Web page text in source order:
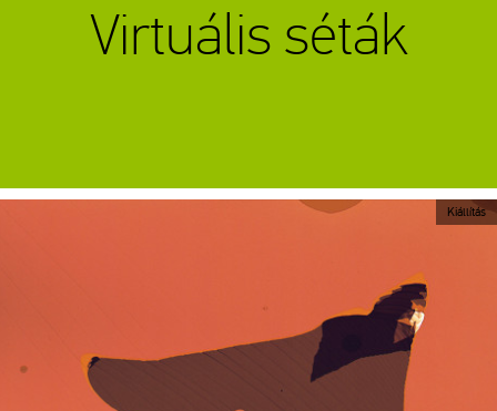
Virtuális séták
Kiállítás